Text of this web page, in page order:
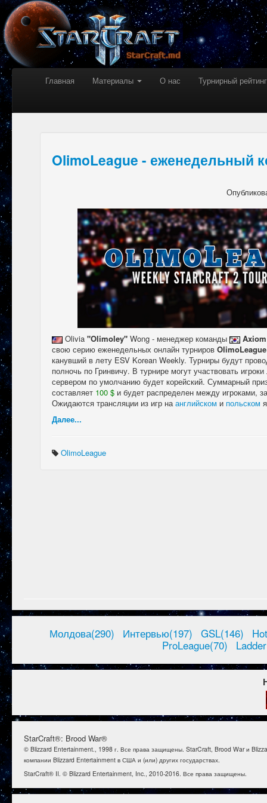
Главная Материалы О нас Турнирный рейтинг
OlimoLeague - еженедельный
Olivia "Olimoley" Wong - менеджер команды
свою серию еженедельных онлайн турниров OlimoLeague
канувший в лету ESV Korean Weekly. Турниры будут
полночь по Гринвичу. В турнире могут участвовать
сервером по умолчанию будет корейский. Суммарный
составляет 100 $ и будет распределен между игроками,
Ожидаются трансляции из игр наанглийском и польском
Далее...
OlimoLeague
Молдова(290) Интервью(197) GSL(146)
ProLeague(70)
StarCraft®: Brood War®
© Blizzard Entertainment., 1998 г. Все права защищены. StarCraft, Brood War и
компании Blizzard Entertainment в США и (или) других государствах.
StarCraft® II. © Blizzard Entertainment, Inc., 2010-2016. Все права защищены.